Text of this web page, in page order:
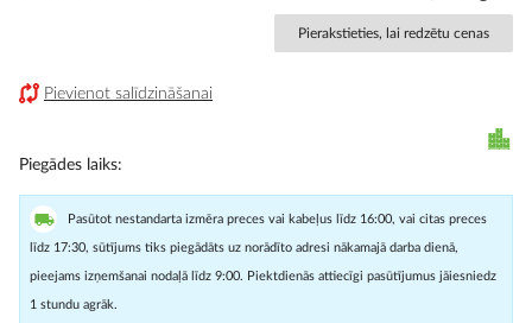
Pierakstieties, lai redzētu cenas
Pievienot salīdzināšanai
Piegādes laiks
Pasūtot nestandarta izmēra preces vai kabeļus līdz 16:00, vai citas preces
līdz 17:30, sūtījums tiks piegādāts uz norādīto adresi nākamajā darba dienā,
pieejams izņemšanai nodaļā līdz 9:00. Piektdienās attiecīgi pasūtījumus jāiesniedz
1 stundu agrāk.